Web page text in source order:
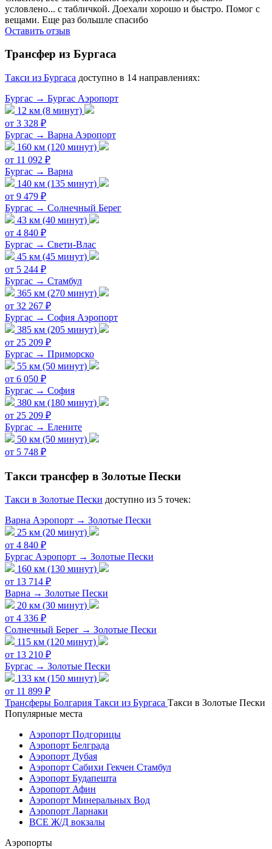
условлено... с табличкой. Доехали хорошо и быстро. Помог с
вещами. Еще раз большле спасибо
Оставить отзыв
Трансфер из Бургаса
Tакси из Бургаса доступно в 14 направлениях:
Бургас → Бургас Аэропорт
12 км (8 минут)
от 3 328 ₽
Бургас → Варна Аэропорт
160 км (120 минут)
от 11 092 ₽
Бургас → Варна
140 км (135 минут)
от 9 479 ₽
Бургас → Солнечный Берег
43 км (40 минут)
от 4 840 ₽
Бургас → Свети-Влас
45 км (45 минут)
от 5 244 ₽
Бургас → Стамбул
365 км (270 минут)
от 32 267 ₽
Бургас → София Аэропорт
385 км (205 минут)
от 25 209 ₽
Бургас → Приморско
55 км (50 минут)
от 6 050 ₽
Бургас → София
380 км (180 минут)
от 25 209 ₽
Бургас → Елените
50 км (50 минут)
от 5 748 ₽
Такси трансфер в Золотые Пески
Такси в Золотые Пески доступно из 5 точек:
Варна Аэропорт → Золотые Пески
25 км (20 минут)
от 4 840 ₽
Бургас Аэропорт → Золотые Пески
160 км (130 минут)
от 13 714 ₽
Варна → Золотые Пески
20 км (30 минут)
от 4 336 ₽
Солнечный Берег → Золотые Пески
115 км (120 минут)
от 13 210 ₽
Бургас → Золотые Пески
133 км (150 минут)
от 11 899 ₽
Трансферы Болгария Такси из Бургаса Такси в Золотые Пески
Популярные места
Аэропорт Подгорицы
Аэропорт Белграда
Аэропорт Дубая
Аэропорт Сабихи Гекчен Стамбул
Аэропорт Будапешта
Аэропорт Афин
Аэропорт Минеральных Вод
Аэропорт Ларнаки
ВСЕ Ж/Д вокзалы
Аэропорты